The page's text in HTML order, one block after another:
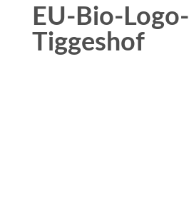
EU-Bio-Logo-
Tiggeshof